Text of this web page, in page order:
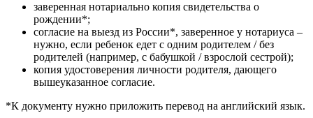
заверенная нотариально копия свидетельства о
рождении*;
согласие на выезд из России*, заверенное у нотариуса –
нужно, если ребенок едет с одним родителем / без
родителей (например, с бабушкой / взрослой сестрой);
копия удостоверения личности родителя, дающего
вышеуказанное согласие.
*К документу нужно приложить перевод на английский язык.